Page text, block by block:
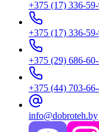
+375 (17) 336-
+375 (17) 336-
+375 (29) 686-
+375 (44) 703-
info@dobroteh.by